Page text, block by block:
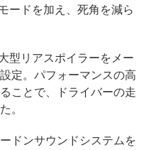
ードを加え、死角を減ら
型リアスポイラーをメー
定。パフォーマンスの高
ことで、ドライバーの走
。
ドンサウンドシステムを